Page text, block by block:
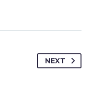
NEXT